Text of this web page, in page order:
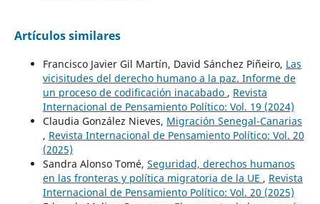
Artículos similares
Francisco Javier Gil Martín, David Sánchez Piñeiro, Las
vicisitudes del derecho humano a la paz. Informe de
un proceso de codificación inacabado , Revista
Internacional de Pensamiento Político: Vol. 19 (2024)
Claudia González Nieves, Migración Senegal-Canarias
, Revista Internacional de Pensamiento Político: Vol. 20
(2025)
Sandra Alonso Tomé, Seguridad, derechos humanos
en las fronteras y política migratoria de la UE , Revista
Internacional de Pensamiento Político: Vol. 20 (2025)